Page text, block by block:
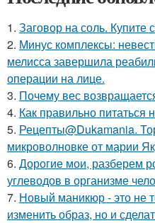
1. Заговор на соль. Купите
2. Минус комплексы:
мелисса завершила
операции на лице.
3. Почему вес
4. Как правильно питаться
5. Рецепты@Dukamania.
микроволновке от марии
6. Дорогие мои, разберем
углеводов в организме
7. Новый маникюр - это не
изменить образ, но и